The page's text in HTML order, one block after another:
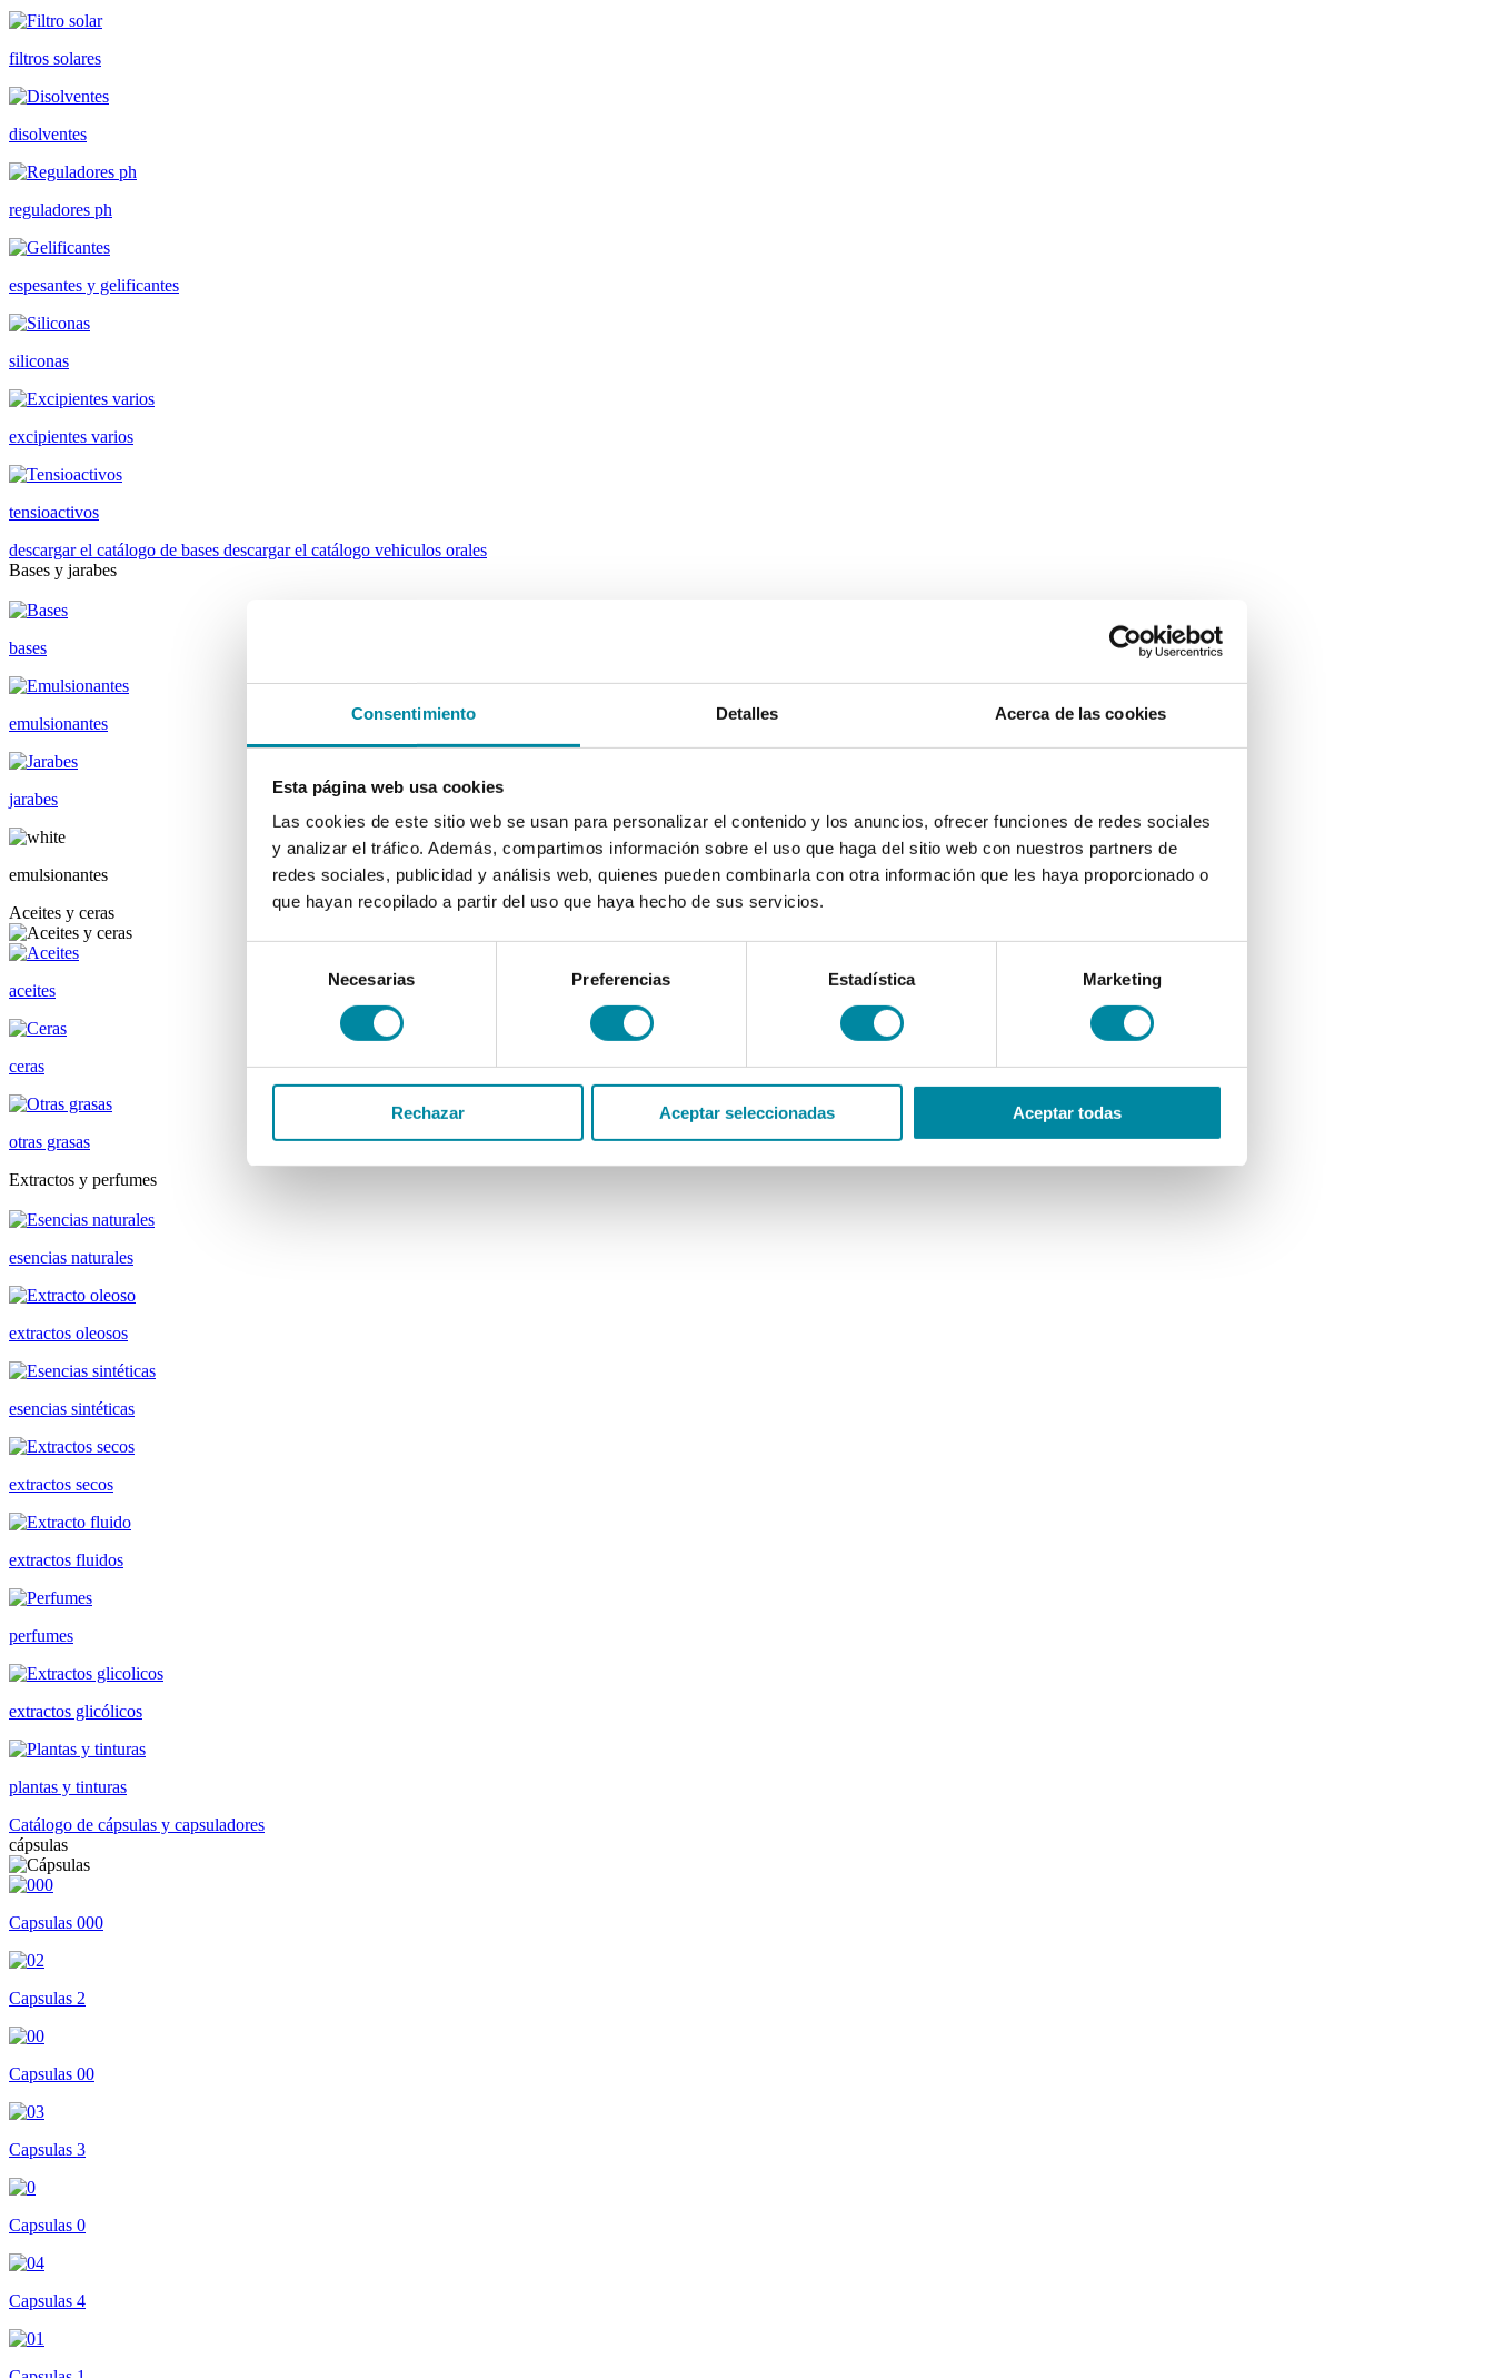
Consentimiento Detalles Acerca de las cookies
Esta página web usa cookies
Las cookies de este sitio web se usan para personalizar el contenido y los anuncios, ofrecer funciones de redes sociales
y analizar el tráfico. Además, compartimos información sobre el uso que haga del sitio web con nuestros partners de
redes sociales, publicidad y análisis web, quienes pueden combinarla con otra información que les haya proporcionado o
que hayan recopilado a partir del uso que haya hecho de sus servicios.
consentimiento
Necesarias Preferencias Estadística Marketing
Rechazar Aceptar seleccionadas Aceptar todas
filtros solares
disolventes
reguladores ph
espesantes y gelificantes
siliconas
excipientes varios
tensioactivos
descargar el catálogo de bases descargar el catálogo vehiculos orales
Bases y jarabes
bases
emulsionantes
jarabes
emulsionantes
Aceites y ceras
aceites
ceras
otras grasas
Extractos y perfumes
esencias naturales
extractos oleosos
esencias sintéticas
extractos secos
extractos fluidos
perfumes
extractos glicólicos
plantas y tinturas
Catálogo de cápsulas y capsuladores
cápsulas
Capsulas 000
Capsulas 2
Capsulas 00
Capsulas 3
Capsulas 0
Capsulas 4